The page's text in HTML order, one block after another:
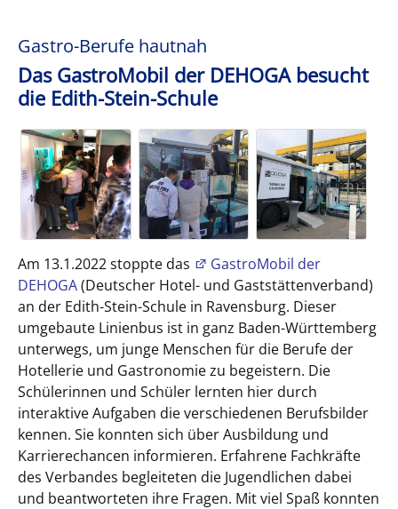
Gastro-Berufe hautnah
Das GastroMobil der DEHOGA besucht
die Edith-Stein-Schule
Am 13.1.2022 stoppte das
GastroMobil der
DEHOGA(Deutscher Hotel- und Gaststättenverband)
an der Edith-Stein-Schule in Ravensburg. Dieser
umgebaute Linienbus ist in ganz Baden-Württemberg
unterwegs, um junge Menschen für die Berufe der
Hotellerie und Gastronomie zu begeistern. Die
Schülerinnen und Schüler lernten hier durch
interaktive Aufgaben die verschiedenen Berufsbilder
kennen. Sie konnten sich über Ausbildung und
Karrierechancen informieren. Erfahrene Fachkräfte
des Verbandes begleiteten die Jugendlichen dabei
und beantworteten ihre Fragen. Mit viel Spaß konnten